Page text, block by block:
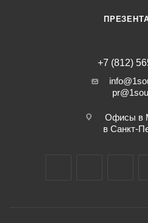
+7 (812)
Офисы в
в Санкт-